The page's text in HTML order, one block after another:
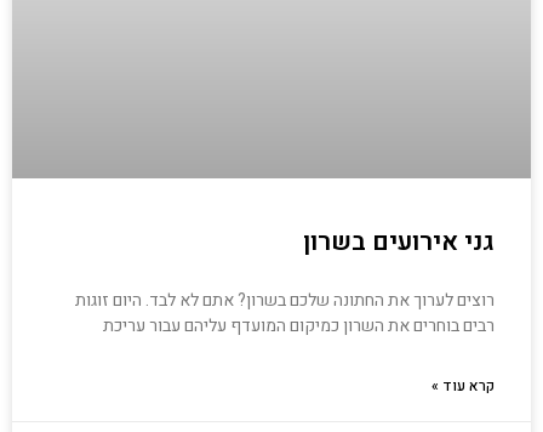
גני אירועים בשרון
רוצים לערוך את החתונה שלכם בשרון? אתם לא לבד. היום זוגות
רבים בוחרים את השרון כמיקום המועדף עליהם עבור עריכת
קרא עוד »